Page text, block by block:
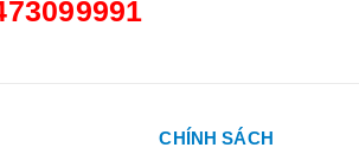
CHÍNH SÁCH